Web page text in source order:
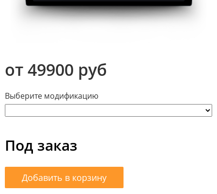
от 49900 руб
Выберите модификацию
Под заказ
Добавить в корзину